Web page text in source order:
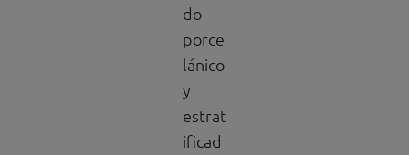
do
porce
lánico
y
estrat
ificad